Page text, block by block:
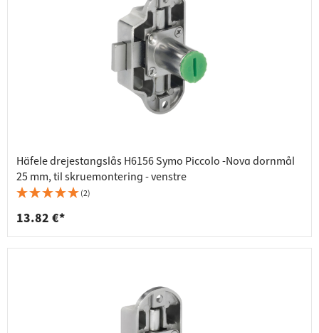
Häfele drejestangslås H6156 Symo Piccolo -Nova dornmål
25 mm, til skruemontering - venstre
(2)
13.82 €*